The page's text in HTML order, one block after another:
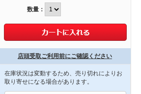
数量：
店頭受取ご利用前にご確認ください
在庫状況は変動するため、売り切れによりお
取り寄せになる場合があります。